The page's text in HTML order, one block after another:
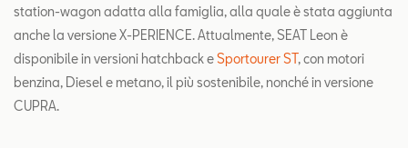
station-wagon adatta alla famiglia, alla quale è stata aggiunta
anche la versione X-PERIENCE. Attualmente, SEAT Leon è
disponibile in versioni hatchback eSportourer ST, con motori
benzina, Diesel e metano, il più sostenibile, nonché in versione
CUPRA.